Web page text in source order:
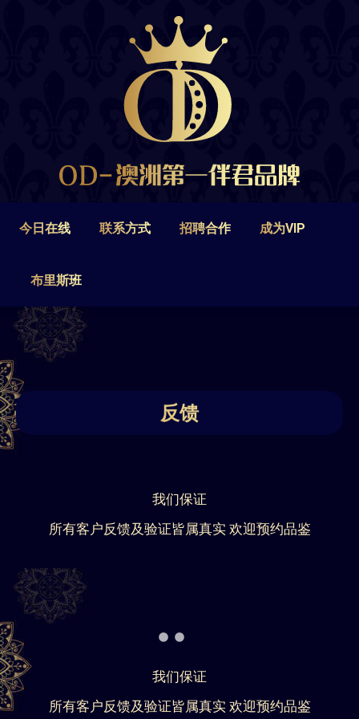
今日在线 联系方式 招聘合作 成为VIP
布里斯班
反馈
我们保证
所有客户反馈及验证皆属真实 欢迎预约品鉴
我们保证
所有客户反馈及验证皆属真实 欢迎预约品鉴
联系方式 招聘合作
布里斯班